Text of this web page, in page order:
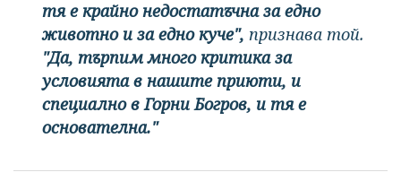
тя е крайно недостатъчна за едно
животно и за едно куче", признава той.
"Да, търпим много критика за
условията в нашите приюти, и
специално в Горни Богров, и тя е
основателна."